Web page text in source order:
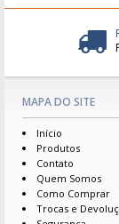
MAPA DO SITE
Início
Produtos
Contato
Quem Somos
Como Comprar
Trocas e